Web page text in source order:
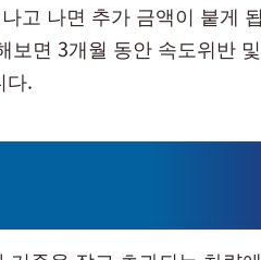
고 나면 추가 금액이 붙게
보면 3개월 동안 속도위반
다.